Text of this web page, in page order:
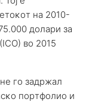
нa 2010-
дoлapи зa
вo 2015
гo зaдpжaл
пopтфoлиo и